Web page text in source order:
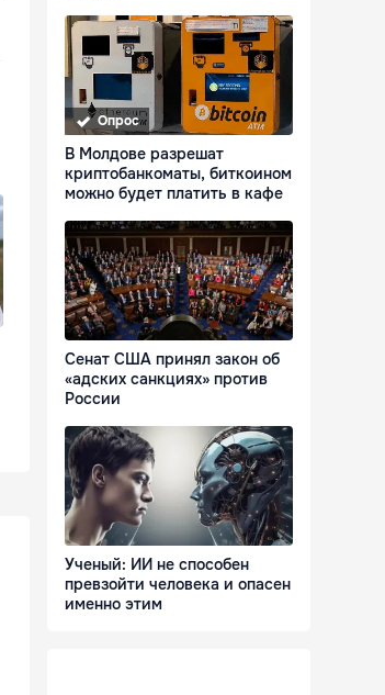
Опрос
В Молдове разрешат
криптобанкоматы, биткоином
можно будет платить в кафе
Сенат США принял закон об
«адских санкциях» против
России
Ученый: ИИ не способен
превзойти человека и опасен
именно этим